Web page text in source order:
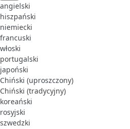
angielski
hiszpański
niemiecki
francuski
włoski
portugalski
japoński
Chiński (uproszczony)
Chiński (tradycyjny)
koreański
rosyjski
szwedzki